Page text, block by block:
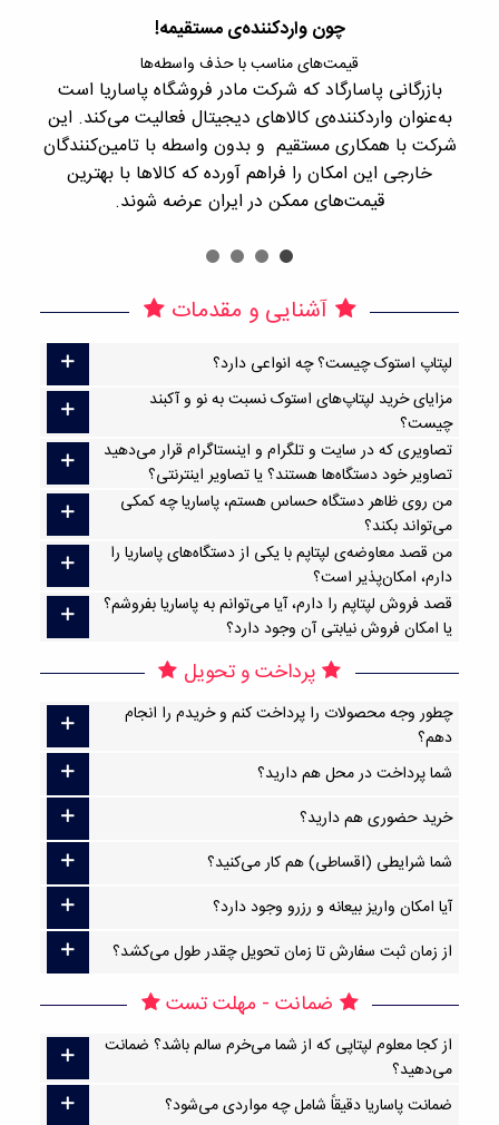
چون واردکننده‌ی مستقیمه!
قیمت‌های مناسب با حذف واسطه‌ها
بازرگانی پاسارگاد که شرکت مادر فروشگاه پاساریا است
به‌عنوان واردکننده‌ی کالاهای دیجیتال فعالیت می‌کند. این
شرکت با همکاری مستقیم و بدون واسطه با تامین‌کنندگان
خارجی این امکان را فراهم آورده که کالاها با بهترین
قیمت‌های ممکن در ایران عرضه شوند.
آشنایی و مقدمات
لپتاپ استوک چیست؟ چه انواعی دارد؟
مزایای خرید لپتاپ‌های استوک نسبت به نو و آکبند
چیست؟
تصاویری که در سایت و تلگرام و اینستاگرام قرار می‌دهید
تصاویر خود دستگاه‌ها هستند؟ یا تصاویر اینترنتی؟
من روی ظاهر دستگاه حساس هستم، پاساریا چه کمکی
می‌تواند بکند؟
من قصد معاوضه‌ی لپتاپم با یکی از دستگاه‌های پاساریا را
دارم، امکان‌پذیر است؟
قصد فروش لپتاپم را دارم، آیا می‌توانم به پاساریا بفروشم؟
یا امکان فروش نیابتی آن وجود دارد؟
پرداخت و تحویل
چطور وجه محصولات را پرداخت کنم و خریدم را انجام
دهم؟
شما پرداخت در محل هم دارید؟
خرید حضوری هم دارید؟
شما شرایطی (اقساطی) هم کار می‌کنید؟
آیا امکان واریز بیعانه و رزرو وجود دارد؟
از زمان ثبت سفارش تا زمان تحویل چقدر طول می‌کشد؟
ضمانت - مهلت تست
از کجا معلوم لپتاپی که از شما می‌خرم سالم باشد؟ ضمانت
می‌دهید؟
ضمانت پاساریا دقیقاً شامل چه مواردی می‌شود؟